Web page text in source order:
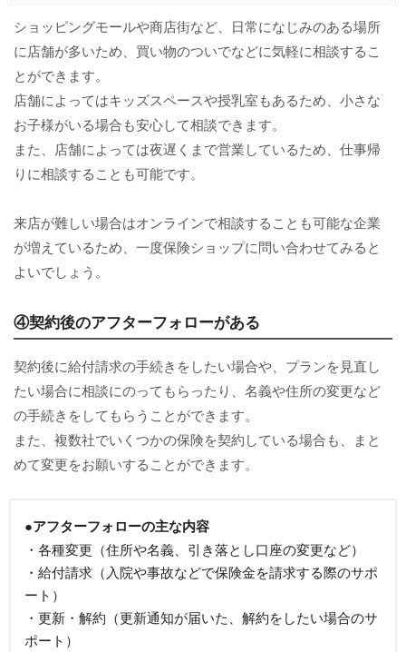
ショッピングモールや商店街など、日常になじみのある場所
に店舗が多いため、買い物のついでなどに気軽に相談するこ
とができます。
店舗によってはキッズスペースや授乳室もあるため、小さな
お子様がいる場合も安心して相談できます。
また、店舗によっては夜遅くまで営業しているため、仕事帰
りに相談することも可能です。
来店が難しい場合はオンラインで相談することも可能な企業
が増えているため、一度保険ショップに問い合わせてみると
よいでしょう。
④契約後のアフターフォローがある
契約後に給付請求の手続きをしたい場合や、プランを見直し
たい場合に相談にのってもらったり、名義や住所の変更など
の手続きをしてもらうことができます。
また、複数社でいくつかの保険を契約している場合も、まと
めて変更をお願いすることができます。
●アフターフォローの主な内容
・各種変更（住所や名義、引き落とし口座の変更など）
・給付請求（入院や事故などで保険金を請求する際のサポ
ート）
・更新・解約（更新通知が届いた、解約をしたい場合のサ
ポート）